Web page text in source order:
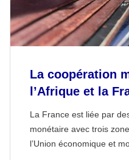
La coopération
l’Afrique et la
La France est liée par
monétaire avec trois
l’Union économique et